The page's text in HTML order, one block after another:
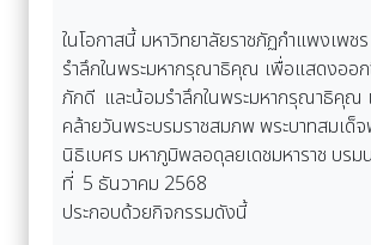
ในโอกาสนี้ มหาวิทยาลัยราชภัฏกำแพงเพ
รำลึกในพระมหากรุณาธิคุณ เพื่อแสดงออ
ภักดี และน้อมรำลึกในพระมหากรุณาธิคุณ
คล้ายวันพระบรมราชสมภพ พระบาทสมเด็
นิธิเบศร มหาภูมิพลอดุลยเดชมหาราช บร
ที่ 5 ธันวาคม 2568
ประกอบด้วยกิจกรรมดังนี้